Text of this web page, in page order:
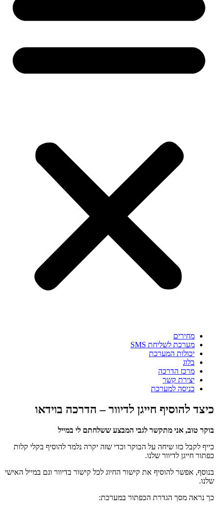
מחירים
מערכת לשליחת SMS
יכולות המערכת
בלוג
מרכז הדרכה
יצירת קשר
כניסה למערכת
כיצד להוסיף חייגן לדיוור – הדרכה בוידאו
בוקר טוב, אני מתקשר לגבי המבצע ששלחתם לי במייל
כייף לקבל כזו שיחה על הבוקר וכדי שזה יקרה נלמד להוסיף בקלי קלות
כפתור חייגן לדיוור שלנו.
בנוסף, אפשר להוסיף את קישור החיוג לכל קישור בדיוור וגם במייל האישי
שלנו.
כך נראה מסך הגדרת הכפתור במערכת: